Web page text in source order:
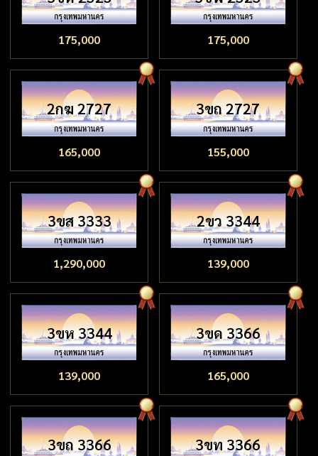
175,000 175,000
2กฆ 2727
165,000
3ขถ 2727
155,000
3ขส 3333
1,290,000
2ขว 3344
139,000
3ขห 3344
139,000
3ขด 3366
165,000
3ขถ 3366 3ขท 3366